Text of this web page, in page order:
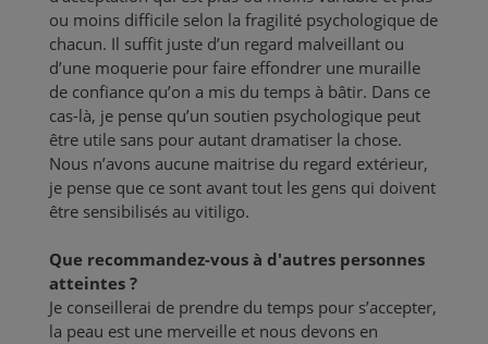
ou moins difficile selon la fragilité psychologique de
chacun. Il suffit juste d’un regard malveillant ou
d’une moquerie pour faire effondrer une muraille
de confiance qu’on a mis du temps à bâtir. Dans ce
cas-là, je pense qu’un soutien psychologique peut
être utile sans pour autant dramatiser la chose.
Nous n’avons aucune maitrise du regard extérieur,
je pense que ce sont avant tout les gens qui doivent
être sensibilisés au vitiligo.
Que recommandez-vous à d'autres personnes
atteintes ?
Je conseillerai de prendre du temps pour s’accepter,
la peau est une merveille et nous devons en